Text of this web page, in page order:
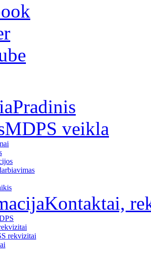
Pradinis
MDPS veikla
Kontaktai,
rekvizitai